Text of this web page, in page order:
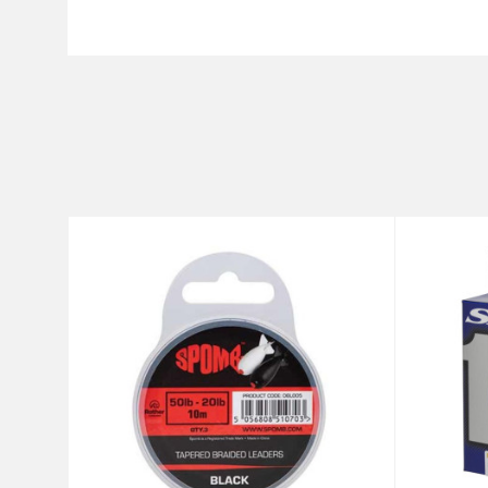
Anti-spam zaštita -